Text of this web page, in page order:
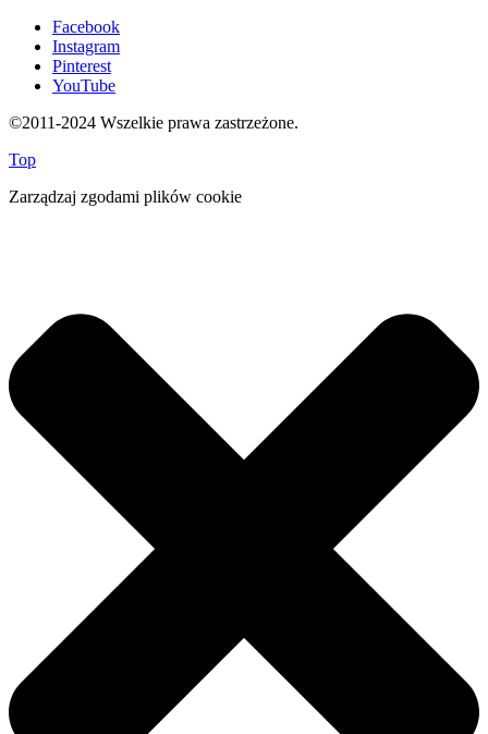
Facebook
Instagram
Pinterest
YouTube
©2011-2024 Wszelkie prawa zastrzeżone.
Top
Zarządzaj zgodami plików cookie